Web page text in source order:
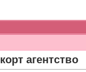
агентство